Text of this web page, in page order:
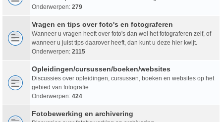
Onderwerpen: 279
Vragen en tips over foto's en fotograferen
Wanneer u vragen heeft over foto's dan wel het fotograferen zelf, of
wanneer u juist tips daarover heeft, dan kunt u deze hier kwijt.
Onderwerpen: 2115
Opleidingen/cursussen/boeken/websites
Discussies over opleidingen, cursussen, boeken en websites op het
gebied van fotografie
Onderwerpen: 424
Fotobewerking en archivering